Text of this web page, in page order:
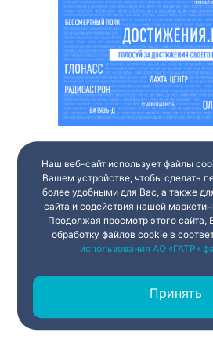
Наш веб-сайт использует файлы
Вашем устройстве, чтобы сделать
более удобными для Вас, а также
сайта и содействия нашей
Продолжая просмотр этого сайта,
обработку файлов cookie в
использования АО «ГАТР»
Принять